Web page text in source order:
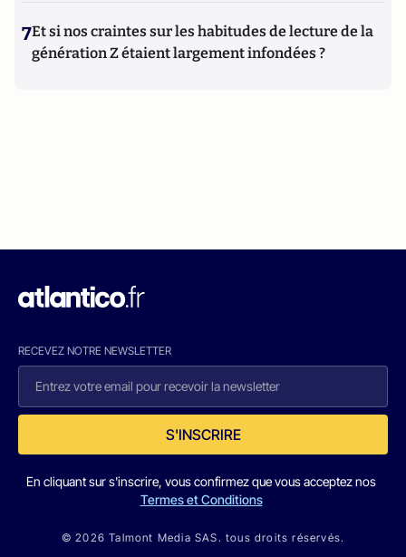
7Et si nos craintes sur les habitudes de lecture de la
génération Z étaient largement infondées ?
RECEVEZ NOTRE NEWSLETTER
S'INSCRIRE
En cliquant sur s'inscrire, vous confirmez que vous acceptez nos
Termes et Conditions
© 2026 Talmont Media SAS. tous droits réservés.